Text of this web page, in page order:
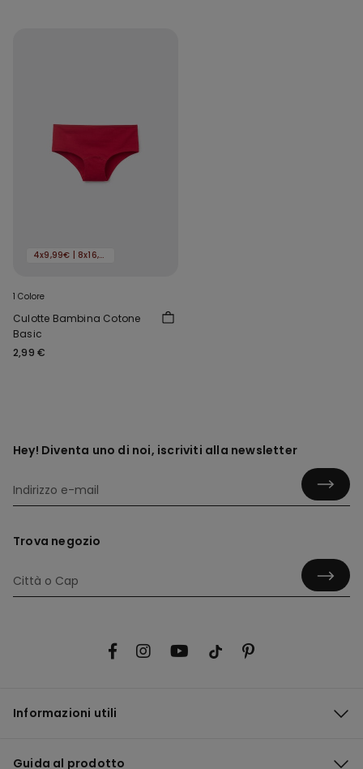
4x9,99€ | 8x16,99€
1 Colore
Culotte Bambina Cotone
Basic
2,99 €
Hey! Diventa uno di noi, iscriviti alla newsletter
Trova negozio
Informazioni utili
Guida al prodotto